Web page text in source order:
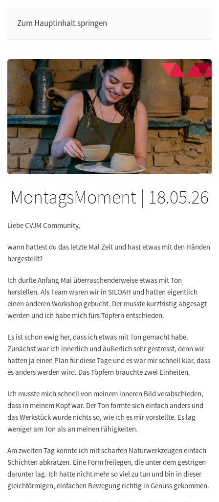
Zum Hauptinhalt springen
MontagsMoment | 18.05.26
Liebe CVJM Community,
wann hattest du das letzte Mal Zeit und hast etwas mit den Händen
hergestellt?
Ich durfte Anfang Mai überraschenderweise etwas mit Ton
herstellen. Als Team waren wir in SILOAH und hatten eigentlich
einen anderen Workshop gebucht. Der musste kurzfristig abgesagt
werden und ich habe mich fürs Töpfern entschieden.
Es ist schon ewig her, dass ich etwas mit Ton gemacht habe.
Zunächst war ich innerlich und äußerlich sehr gestresst, denn wir
hatten ja einen Plan für diese Tage und es war mir schnell klar, dass
es anders werden wird. Das Töpfern brauchte zwei Einheiten.
Ich musste mich schnell von meinem inneren Bild verabschieden,
dass in meinem Kopf war. Der Ton formte sich einfach anders und
das Werkstück wurde nichts so, wie ich es mir vorstellte. Es lag
weniger am Ton als an meinen Fähigkeiten.
Am zweiten Tag konnte ich mit scharfen Naturwerkzeugen einfach
Schichten abkratzen. Eine Form freilegen, die unter dem gestrigen
darunter lag. Ich hatte nicht mehr so viel zu tun und bin in dieser
gleichförmigen, einfachen Bewegung richtig in Genuss gekommen.